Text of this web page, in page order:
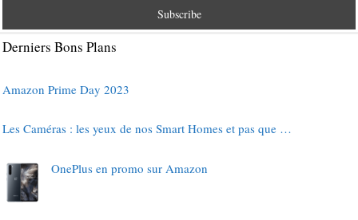
Derniers Bons Plans
Amazon Prime Day 2023
Les Caméras : les yeux de nos Smart Homes et pas que …
OnePlus en promo sur Amazon